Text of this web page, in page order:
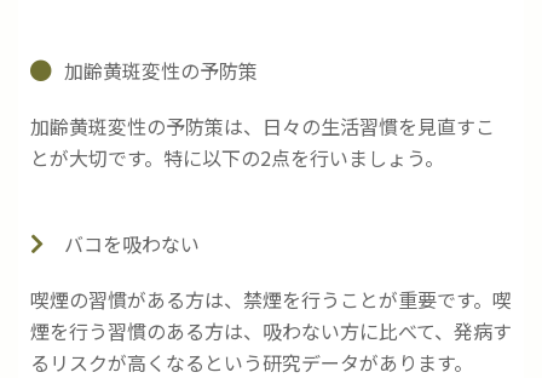
加齢黄斑変性の予防策
加齢黄斑変性の予防策は、日々の生活習慣を見直すこ
とが大切です。特に以下の2点を行いましょう。
バコを吸わない
喫煙の習慣がある方は、禁煙を行うことが重要です。喫
煙を行う習慣のある方は、吸わない方に比べて、発病す
るリスクが高くなるという研究データがあります。